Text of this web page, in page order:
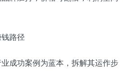
路径
功案例为蓝本，拆解其运作步